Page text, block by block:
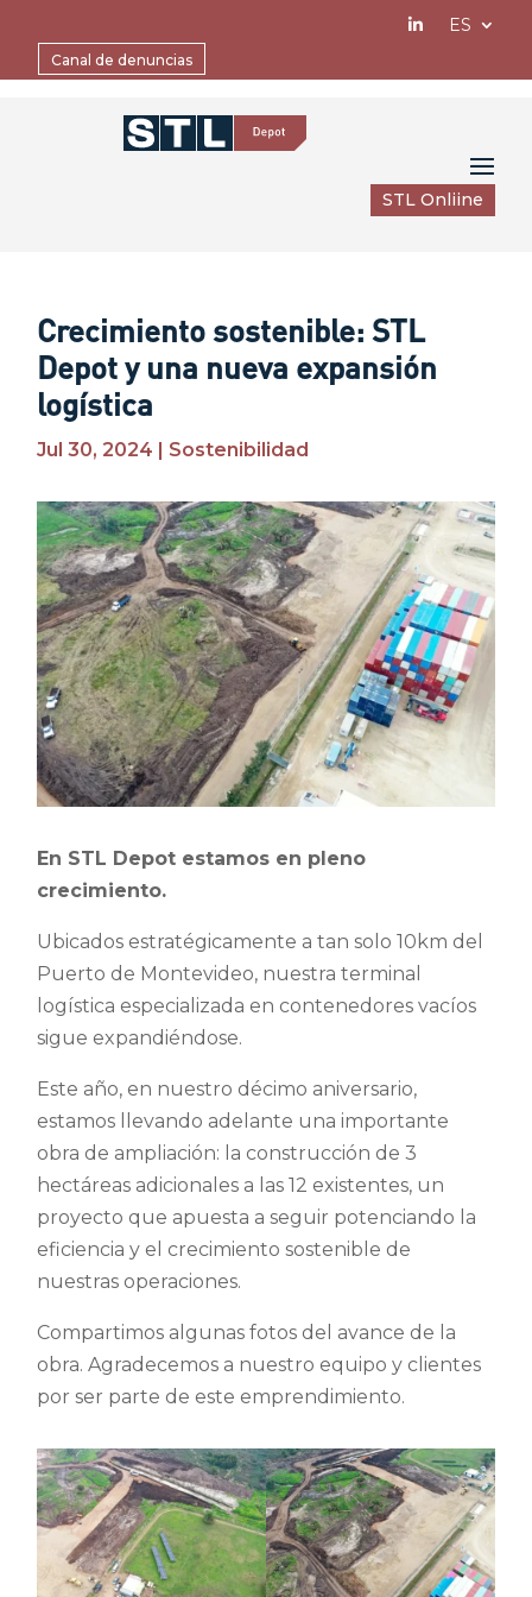
ES
Canal de denuncias
STL Onliine
Crecimiento sostenible: STL
Depot y una nueva expansión
logística
Jul 30, 2024 | Sostenibilidad
En STL Depot estamos en pleno
crecimiento.
Ubicados estratégicamente a tan solo 10km del
Puerto de Montevideo, nuestra terminal
logística especializada en contenedores vacíos
sigue expandiéndose.
Este año, en nuestro décimo aniversario,
estamos llevando adelante una importante
obra de ampliación: la construcción de 3
hectáreas adicionales a las 12 existentes, un
proyecto que apuesta a seguir potenciando la
eficiencia y el crecimiento sostenible de
nuestras operaciones.
Compartimos algunas fotos del avance de la
obra. Agradecemos a nuestro equipo y clientes
por ser parte de este emprendimiento.